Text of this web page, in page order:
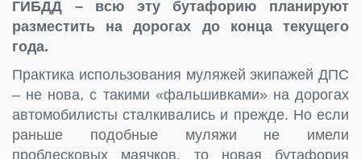
ГИБДД – всю эту бутафорию планируют
разместить на дорогах до конца текущего
года.
Практика использования муляжей экипажей ДПС
– не нова, с такими «фальшивками» на дорогах
автомобилисты сталкивались и прежде. Но если
раньше подобные муляжи не имели
проблесковых маячков, то новая бутафория